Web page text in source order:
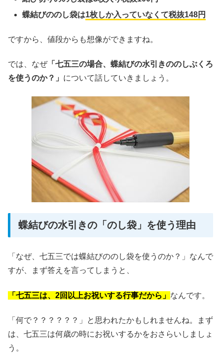
蝶結びののし袋は1枚しか入っていなくて税抜148円
ですから、値段からも想像ができますね。
では、なぜ「七五三の場合、蝶結びの水引きののしぶくろ
を使うのか？」 について話していきましょう。
蝶結びの水引きの「のし袋」を使う理由
「なぜ、七五三では蝶結びののし袋を使うのか？」なんで
すが、まず答えを言ってしまうと、
「七五三は、2回以上お祝いする行事だから」 なんです。
「何で？？？？？？」と思われたかもしれませんね。まず
は、七五三は何歳の時にお祝いするかをおさらいしましょ
う。